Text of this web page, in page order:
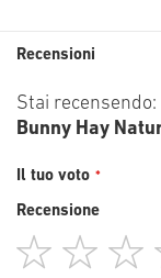
Recensioni
Stai recensendo:
Bunny Hay
Il tuo voto
Recensione
1
star
2
stars
3